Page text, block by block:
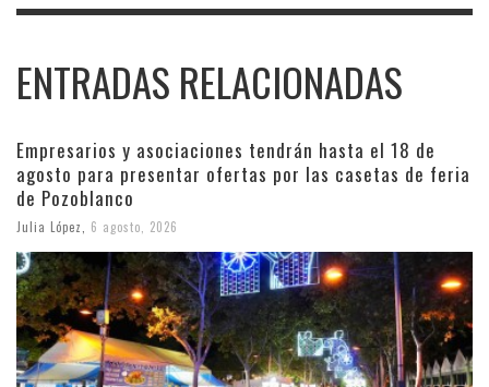
ENTRADAS RELACIONADAS
Empresarios y asociaciones tendrán hasta el 18 de
agosto para presentar ofertas por las casetas de feria
de Pozoblanco
Julia López 6 agosto, 2026